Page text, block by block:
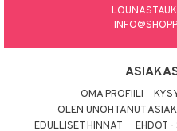
OMA PROFIILI
OLEN UNOHTANUT
EDULLISET HINNAT
EHDOT